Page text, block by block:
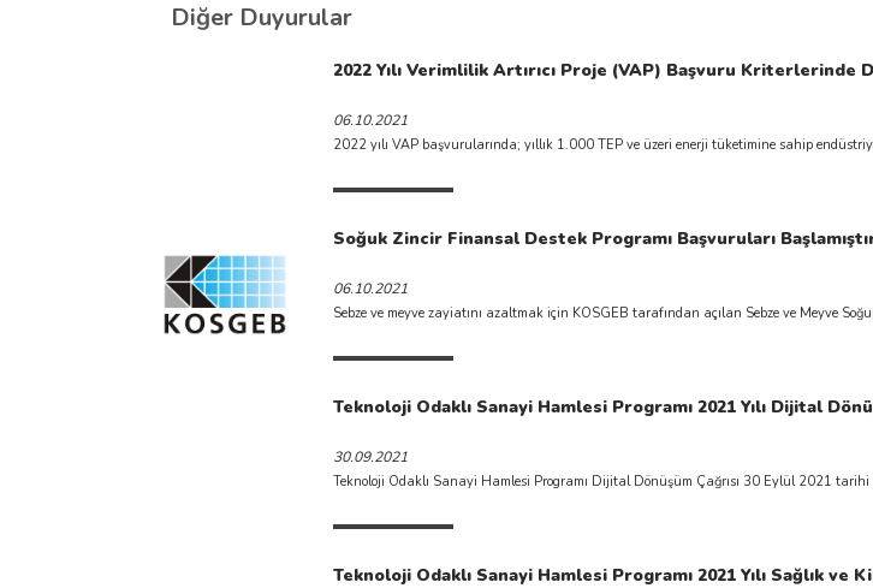
Diğer Duyurular
2022 Yılı Verimlilik Artırıcı Proje (VAP) Başvuru Kriterlerinde
06.10.2021
2022 yılı VAP başvurularında; yıllık 1.000 TEP ve üzeri enerji tüketimine sahip
Soğuk Zincir Finansal Destek Programı Başvuruları
06.10.2021
Sebze ve meyve zayiatını azaltmak için KOSGEB tarafından açılan Sebze ve Meyve
Teknoloji Odaklı Sanayi Hamlesi Programı 2021 Yılı Dijital
30.09.2021
Teknoloji Odaklı Sanayi Hamlesi Programı Dijital Dönüşüm Çağrısı 30 Eylül 2021
Teknoloji Odaklı Sanayi Hamlesi Programı 2021 Yılı Sağlık ve